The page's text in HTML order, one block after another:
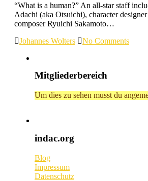
“What is a human?” An all-star staff
Adachi (aka Otsuichi), character
composer Ryuichi Sakamoto…
Johannes Wolters
No Comments
Mitgliederbereich
Um dies zu sehen musst du
indac.org
Blog
Impressum
Datenschutz